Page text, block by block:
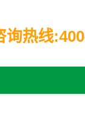
询热线